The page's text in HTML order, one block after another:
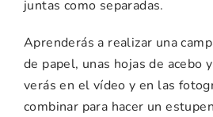
juntas como separadas.
Aprenderás a realizar una
de papel, unas hojas de acebo
verás en el vídeo y en las
combinar para hacer un